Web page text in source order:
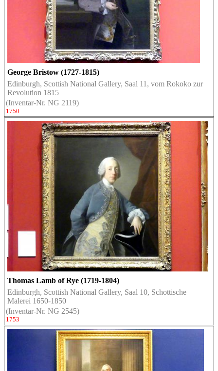
George Bristow (1727-1815)
Edinburgh, Scottish National Gallery, Saal 11, vom Rokoko zur
Revolution 1815
(Inventar-Nr. NG 2119)
1750
Thomas Lamb of Rye (1719-1804)
Edinburgh, Scottish National Gallery, Saal 10, Schottische
Malerei 1650-1850
(Inventar-Nr. NG 2545)
1753